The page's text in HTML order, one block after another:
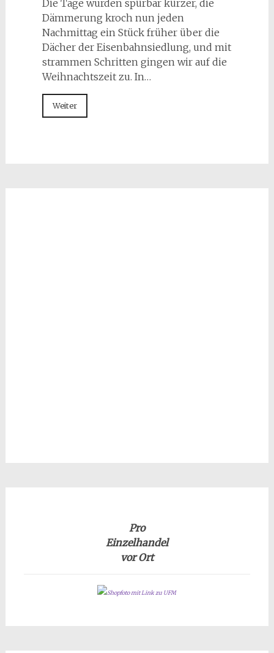
Die Tage wurden spürbar kürzer, die
Dämmerung kroch nun jeden
Nachmittag ein Stück früher über die
Dächer der Eisenbahnsiedlung, und mit
strammen Schritten gingen wir auf die
Weihnachtszeit zu. In…
Weiter
Pro
Einzelhandel
vor Ort
Shopfoto mit Link zu UFM